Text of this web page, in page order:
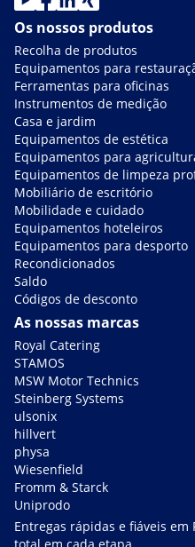
Os nossos produtos
Recolha de produtos
Equipamentos para
Ferramentas para oficinas
Instrumentos de medição
Casa e jardim
Equipamentos de estética
Equipamentos para
Equipamentos de limpeza
Mobiliário de escritório
Mobilidade e cuidado
Equipamentos hoteleiros
Equipamentos para desporto
Recondicionados
Saldo
Códigos de desconto
As nossas marcas
Royal Catering
STAMOS
MSW Motor Technics
Steinberg Systems
ulsonix
hillvert
physa
Wiesenfield
Fromm & Starck
Uniprodo
Entregas rápidas e fiáveis